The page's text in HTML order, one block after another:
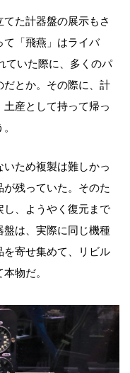
た計器盤の展示もさ
て「飛燕」はライバ
ていた際に、多くのパ
だとか。その際に、計
産として持って帰っ
ため複製は難しかっ
残っていた。そのた
し、ようやく復元まで
盤は、実際に同じ機種
を寄せ集めて、リビル
物だ。